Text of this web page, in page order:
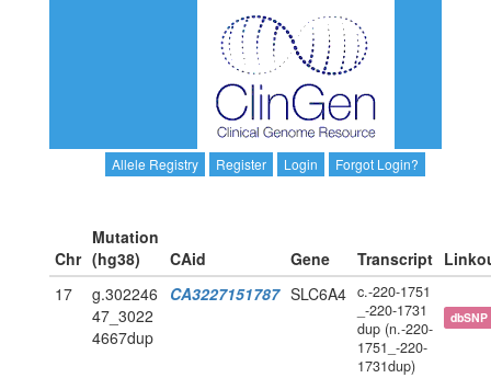
Allele Registry Register Login Forgot Login?
Chr
Mutation
(hg38)
CAid Gene Transcript
17
g.302246
47_3022
4667dup
CA3227151787 SLC6A4 c.-220-1751
_-220-1731
dup (n.-220-
1751_-220-
1731dup)
dbSNP